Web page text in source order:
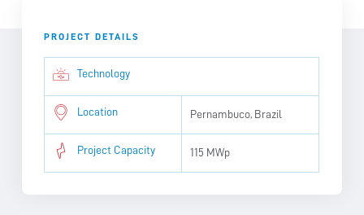
PROJECT DETAILS
Technology
Location Pernambuco, Brazil
Project Capacity 115 MWp